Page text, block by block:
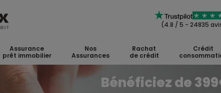
(4.8 / 5 - 24835
Assurance
prêt immobilier
Nos
Assurances
Rachat
de crédit
Crédit
Bénéficiez de